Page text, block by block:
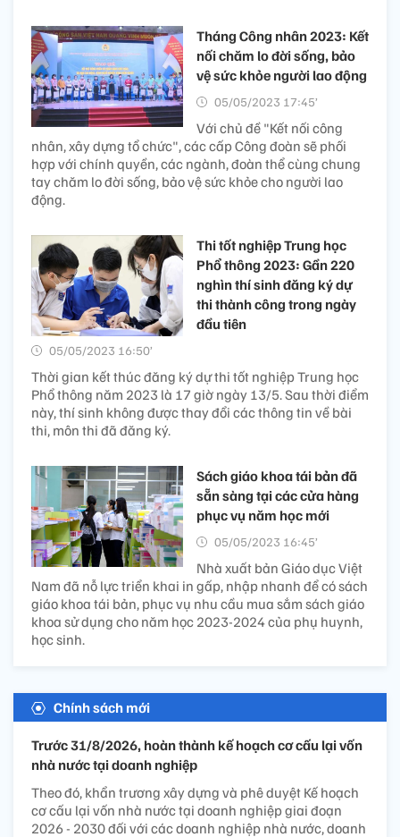
Tháng Công nhân 2023: Kết
nối chăm lo đời sống, bảo
vệ sức khỏe người lao động
05/05/2023 17:45’
Với chủ đề "Kết nối công
nhân, xây dựng tổ chức", các cấp Công đoàn sẽ phối
hợp với chính quyền, các ngành, đoàn thể cùng chung
tay chăm lo đời sống, bảo vệ sức khỏe cho người lao
động.
Thi tốt nghiệp Trung học
Phổ thông 2023: Gần 220
nghìn thí sinh đăng ký dự
thi thành công trong ngày
đầu tiên
05/05/2023 16:50’
Thời gian kết thúc đăng ký dự thi tốt nghiệp Trung học
Phổ thông năm 2023 là 17 giờ ngày 13/5. Sau thời điểm
này, thí sinh không được thay đổi các thông tin về bài
thi, môn thi đã đăng ký.
Sách giáo khoa tái bản đã
sẵn sàng tại các cửa hàng
phục vụ năm học mới
05/05/2023 16:45’
Nhà xuất bản Giáo dục Việt
Nam đã nỗ lực triển khai in gấp, nhập nhanh để có sách
giáo khoa tái bản, phục vụ nhu cầu mua sắm sách giáo
khoa sử dụng cho năm học 2023-2024 của phụ huynh,
học sinh.
Chính sách mới
Trước 31/8/2026, hoàn thành kế hoạch cơ cấu lại vốn
nhà nước tại doanh nghiệp
Theo đó, khẩn trương xây dựng và phê duyệt Kế hoạch
cơ cấu lại vốn nhà nước tại doanh nghiệp giai đoạn
2026 - 2030 đối với các doanh nghiệp nhà nước, doanh